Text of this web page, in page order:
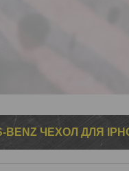
ЧЕХОЛ ДЛЯ